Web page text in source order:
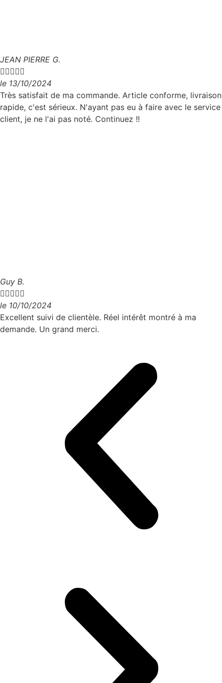
JEAN PIERRE G.

le 13/10/2024
Très satisfait de ma commande. Article conforme, livraison
rapide, c'est sérieux. N'ayant pas eu à faire avec le service
client, je ne l'ai pas noté. Continuez !!
Guy B.

le 10/10/2024
Excellent suivi de clientèle. Réel intérêt montré à ma
demande. Un grand merci.